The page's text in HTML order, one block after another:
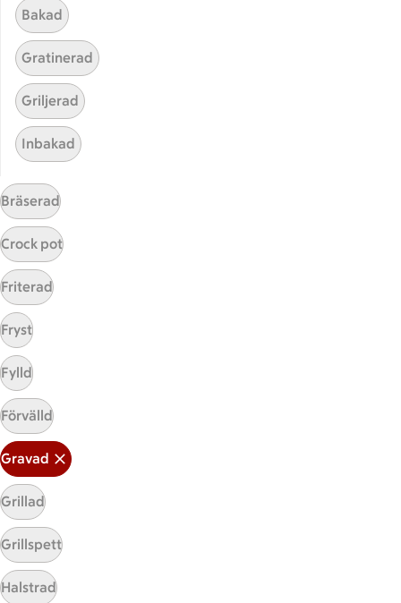
Testa att söka på något nytt, eller ta bort något av
Bakad
Gratinerad
Griljerad
Inbakad
Bräserad
Crock pot
Friterad
Fryst
Fylld
Förvälld
Gravad
Grillad
Grillspett
Halstrad